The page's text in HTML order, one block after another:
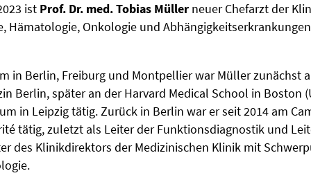
ist Prof. Dr. med. Tobias Müllerneuer Chefarzt der
Hämatologie, Onkologie und
in Berlin, Freiburg und Montpellier war Müller zunächst
Berlin, später an der Harvard Medical School in Boston
in Leipzig tätig. Zurück in Berlin war er seit 2014 am
tätig, zuletzt als Leiter der Funktionsdiagnostik und
des Klinikdirektors der Medizinischen Klinik mit